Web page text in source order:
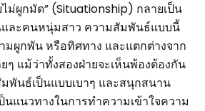
ม่ผูกมัด” (Situationship) กลายเป็น
ละคนหนุ่มสาว ความสัมพันธ์แบบนี้
มผูกพัน หรือทิศทาง และแตกต่างจาก
ๆ แม้ว่าทั้งสองฝ่ายจะเห็นพ้องต้องกัน
พันธ์เป็นแบบเบาๆ และสนุกสนาน
แนวทางในการทำความเข้าใจความ